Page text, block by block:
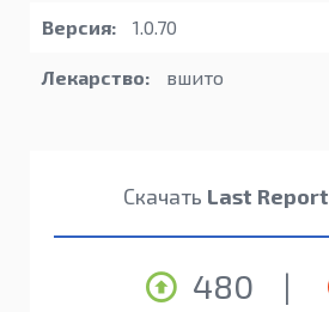
Версия: 1.0.70
Лекарство: вшито
Скачать Last Report
480 |